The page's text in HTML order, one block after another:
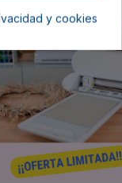
y cookies